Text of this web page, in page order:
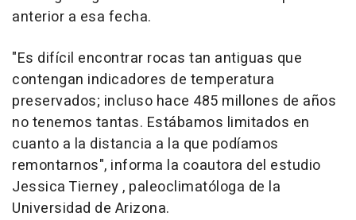
anterior a esa fecha.
"Es difícil encontrar rocas tan antiguas que
contengan indicadores de temperatura
preservados; incluso hace 485 millones de años
no tenemos tantas. Estábamos limitados en
cuanto a la distancia a la que podíamos
remontarnos", informa la coautora del estudio
Jessica Tierney , paleoclimatóloga de la
Universidad de Arizona.